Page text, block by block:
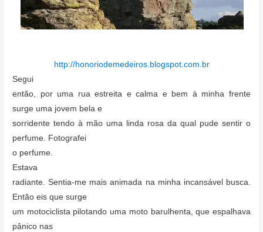
http://honoriodemedeiros.blogspot.com.br
Segui
então, por uma rua estreita e calma e bem à minha frente
surge uma jovem bela e
sorridente tendo à mão uma linda rosa da qual pude sentir o
perfume. Fotografei
o perfume.
Estava
radiante. Sentia-me mais animada na minha incansável busca.
Então eis que surge
um motociclista pilotando uma moto barulhenta, que espalhava
pânico nas